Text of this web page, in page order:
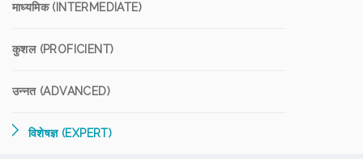
माध्यमिक (INTERMEDIATE)
कुशल (PROFICIENT)
उन्नत (ADVANCED)
विशेषज्ञ (EXPERT)